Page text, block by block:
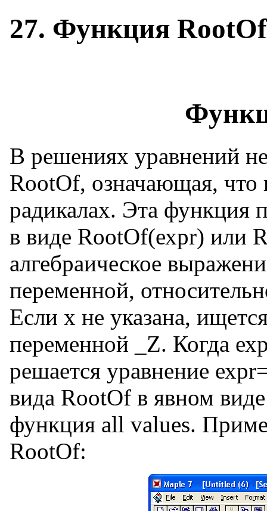
27. Функция
В решениях уравнений
RootOf, означающая, что
радикалах. Эта функция
в виде RootOf(ехрr) или
алгебраическое
переменной,
Если х не указана,
переменной _Z. Когда
решается уравнение
вида RootOf в явном
функция all values.
RootOf: